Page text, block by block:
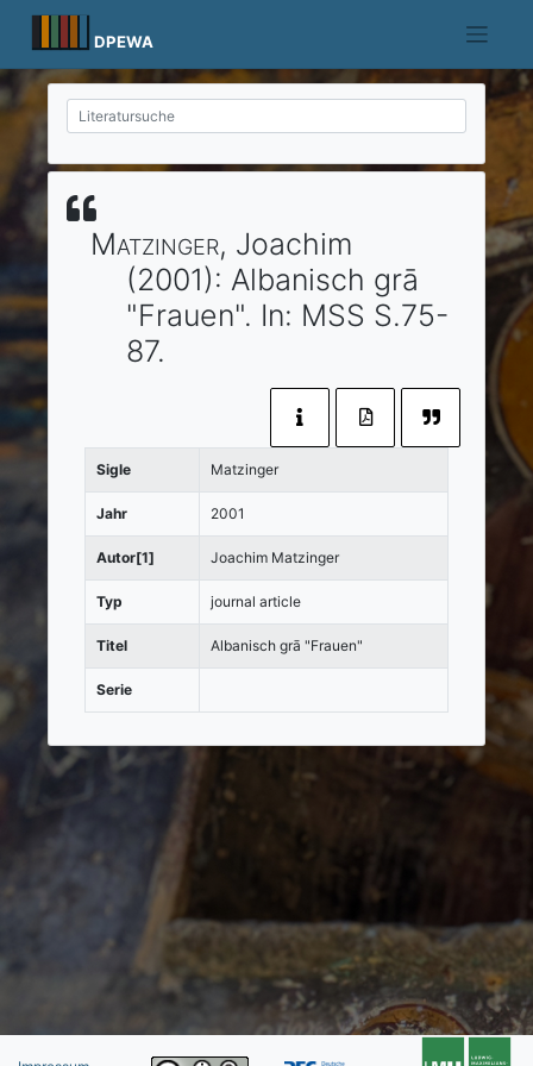
content
DPEWA
Matzinger, Joachim
(2001): Albanisch grā
"Frauen". In: MSS S.75-
87.
Sigle Matzinger
Jahr 2001
Autor[1] Joachim Matzinger
Typ journal article
Titel Albanisch grā "Frauen"
Serie